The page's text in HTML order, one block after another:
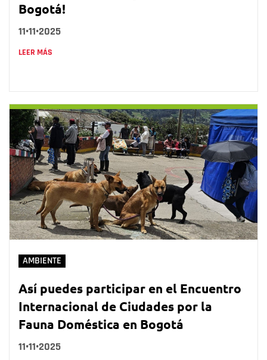
Bogotá!
11•11•2025
LEER MÁS
AMBIENTE
Así puedes participar en el Encuentro
Internacional de Ciudades por la
Fauna Doméstica en Bogotá
11•11•2025